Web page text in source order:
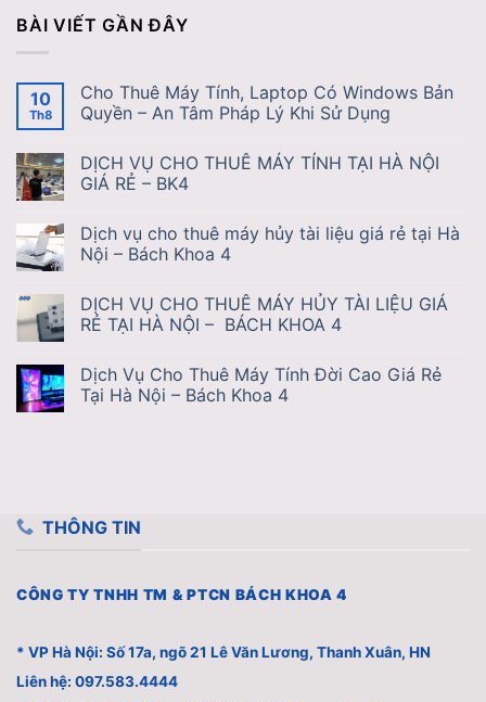
BÀI VIẾT GẦN ĐÂY
10
Th8
Cho Thuê Máy Tính, Laptop Có Windows Bản
Quyền – An Tâm Pháp Lý Khi Sử Dụng
DỊCH VỤ CHO THUÊ MÁY TÍNH TẠI HÀ NỘI
GIÁ RẺ – BK4
Dịch vụ cho thuê máy hủy tài liệu giá rẻ tại Hà
Nội – Bách Khoa 4
DỊCH VỤ CHO THUÊ MÁY HỦY TÀI LIỆU GIÁ
RẺ TẠI HÀ NỘI – BÁCH KHOA 4
Dịch Vụ Cho Thuê Máy Tính Đời Cao Giá Rẻ
Tại Hà Nội – Bách Khoa 4
THÔNG TIN
CÔNG TY TNHH TM & PTCN BÁCH KHOA 4
* VP Hà Nội: Số 17a, ngõ 21 Lê Văn Lương, Thanh Xuân, HN
Liên hệ: 097.583.4444